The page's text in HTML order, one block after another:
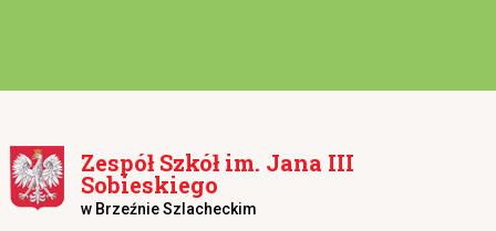
Zespół Szkół im. Jana III
Sobieskiego
w Brzeźnie Szlacheckim